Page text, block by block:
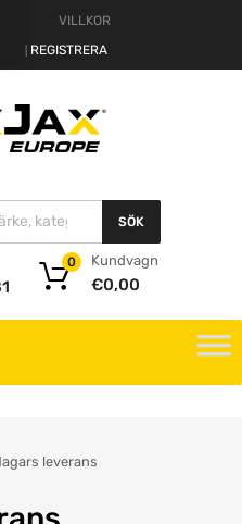
VILLKOR
REGISTRERA
SÖK
Kundvagn
€0,00
0
leverans